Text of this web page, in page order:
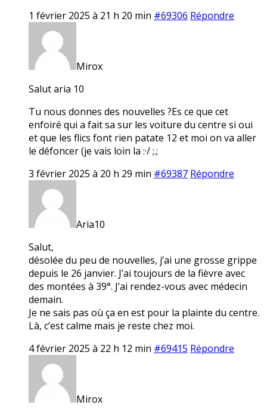
1 février 2025 à 21 h 20 min #69306 Répondre
Mirox
Salut aria 10
Tu nous donnes des nouvelles ?Es ce que cet
enfoiré qui a fait sa sur les voiture du centre si oui
et que les flics font rien patate 12 et moi on va aller
le défoncer (je vais loin la :·/ ;.;
3 février 2025 à 20 h 29 min #69387 Répondre
Aria10
Salut,
désolée du peu de nouvelles, j’ai une grosse grippe
depuis le 26 janvier. J’ai toujours de la fièvre avec
des montées à 39°. J’ai rendez-vous avec médecin
demain.
Je ne sais pas où ça en est pour la plainte du centre.
Là, c’est calme mais je reste chez moi.
4 février 2025 à 22 h 12 min #69415 Répondre
Mirox